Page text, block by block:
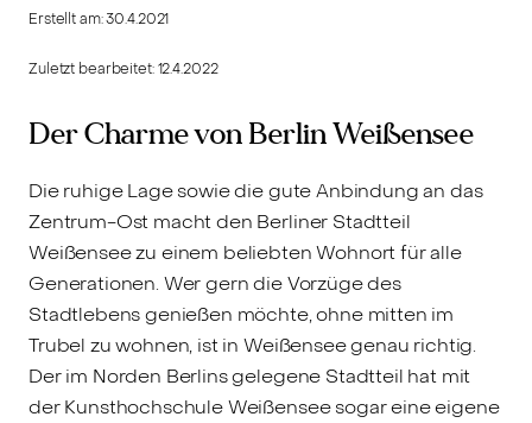
Erstellt am:30.4.2021
Zuletzt bearbeitet:12.4.2022
Der Charme von Berlin Weißensee
Die ruhige Lage sowie die gute Anbindung an das
Zentrum-Ost macht den Berliner Stadtteil
Weißensee zu einem beliebten Wohnort für alle
Generationen. Wer gern die Vorzüge des
Stadtlebens genießen möchte, ohne mitten im
Trubel zu wohnen, ist in Weißensee genau richtig.
Der im Norden Berlins gelegene Stadtteil hat mit
der Kunsthochschule Weißensee sogar eine eigene